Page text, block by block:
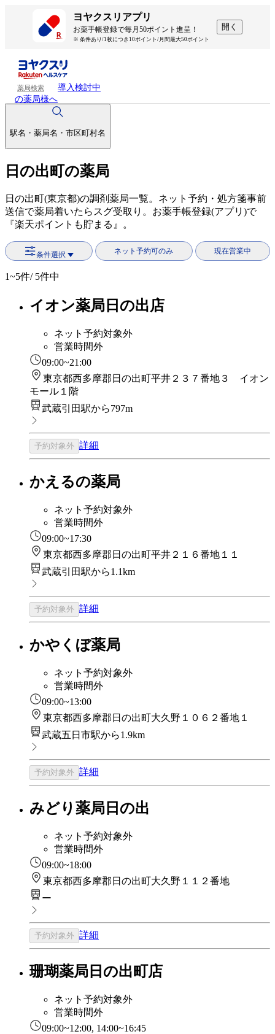
ヨヤクスリアプリ
お薬手帳登録で毎月50ポイント進呈！
※ 条件あり/1枚につき10ポイント/月間最大50ポイント
開く
薬局検索
導入検討中
の薬局様へ
駅名・薬局名・市区町村名
日の出町の薬局
日の出町(東京都)の調剤薬局一覧。ネット予約・処方箋事前
送信で薬局着いたらスグ受取り。お薬手帳登録(アプリ)で
『楽天ポイントも貯まる』。
条件選択 ネット予約可のみ 現在営業中
1~5件/ 5件中
イオン薬局日の出店
ネット予約対象外
営業時間外
09:00~21:00
東京都西多摩郡日の出町平井２３７番地３ イオン
モール１階
武蔵引田駅から797m
予約対象外 詳細
かえるの薬局
ネット予約対象外
営業時間外
09:00~17:30
東京都西多摩郡日の出町平井２１６番地１１
武蔵引田駅から1.1km
予約対象外 詳細
かやくぼ薬局
ネット予約対象外
営業時間外
09:00~13:00
東京都西多摩郡日の出町大久野１０６２番地１
武蔵五日市駅から1.9km
予約対象外 詳細
みどり薬局日の出
ネット予約対象外
営業時間外
09:00~18:00
東京都西多摩郡日の出町大久野１１２番地
ー
予約対象外 詳細
珊瑚薬局日の出町店
ネット予約対象外
営業時間外
09:00~12:00, 14:00~16:45